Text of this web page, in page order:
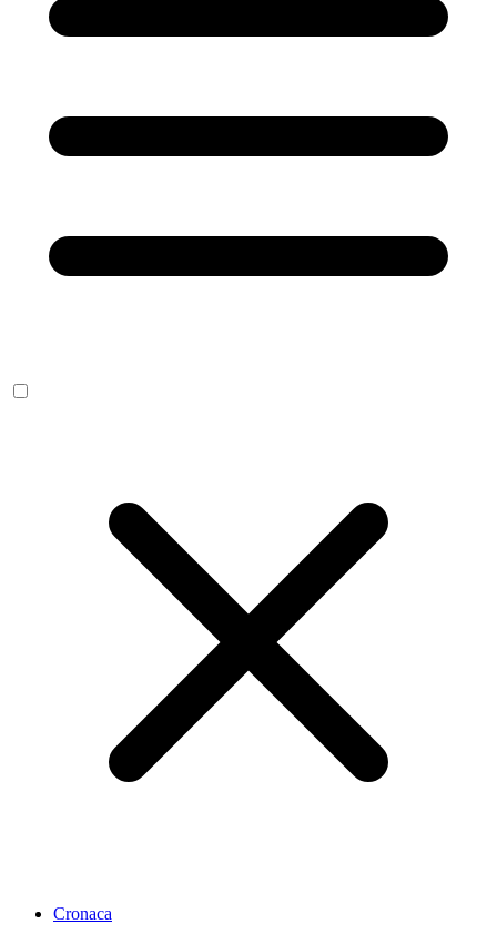
Cronaca